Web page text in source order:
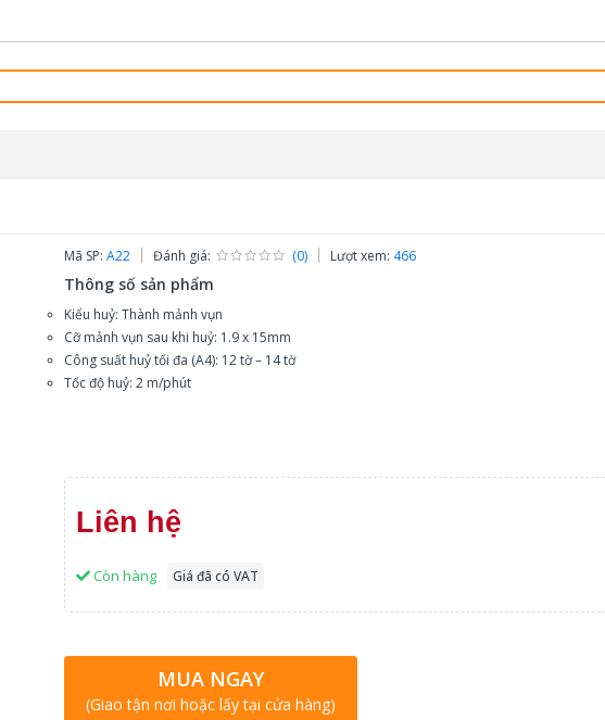
Mã SP: A22 Đánh giá: (0) Lượt xem: 466
Thông số sản phẩm
Kiểu huỷ: Thành mảnh vụn
Cỡ mảnh vụn sau khi huỷ: 1.9 x 15mm
Công suất huỷ tối đa (A4): 12 tờ – 14 tờ
Tốc độ huỷ: 2 m/phút
Liên hệ
Còn hàng Giá đã có VAT
MUA NGAY
(Giao tận nơi hoặc lấy tại cửa hàng)